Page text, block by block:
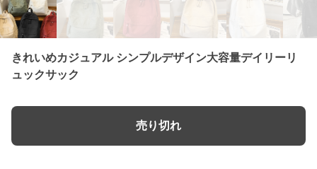
きれいめカジュアル シンプルデザイン大容量デイリーリ
ュックサック
売り切れ